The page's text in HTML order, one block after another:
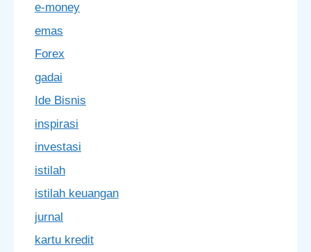
e-money
emas
Forex
gadai
Ide Bisnis
inspirasi
investasi
istilah
istilah keuangan
jurnal
kartu kredit